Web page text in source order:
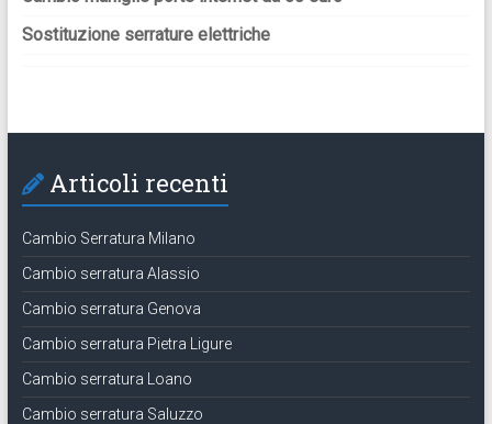
Sostituzione serrature elettriche
Articoli recenti
Cambio Serratura Milano
Cambio serratura Alassio
Cambio serratura Genova
Cambio serratura Pietra Ligure
Cambio serratura Loano
Cambio serratura Saluzzo